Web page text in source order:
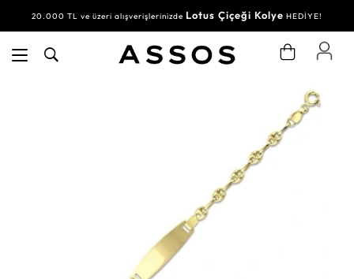
20.000 TL ve üzeri alışverişlerinizde Lotus Çiçeği Kolye HEDİYE!